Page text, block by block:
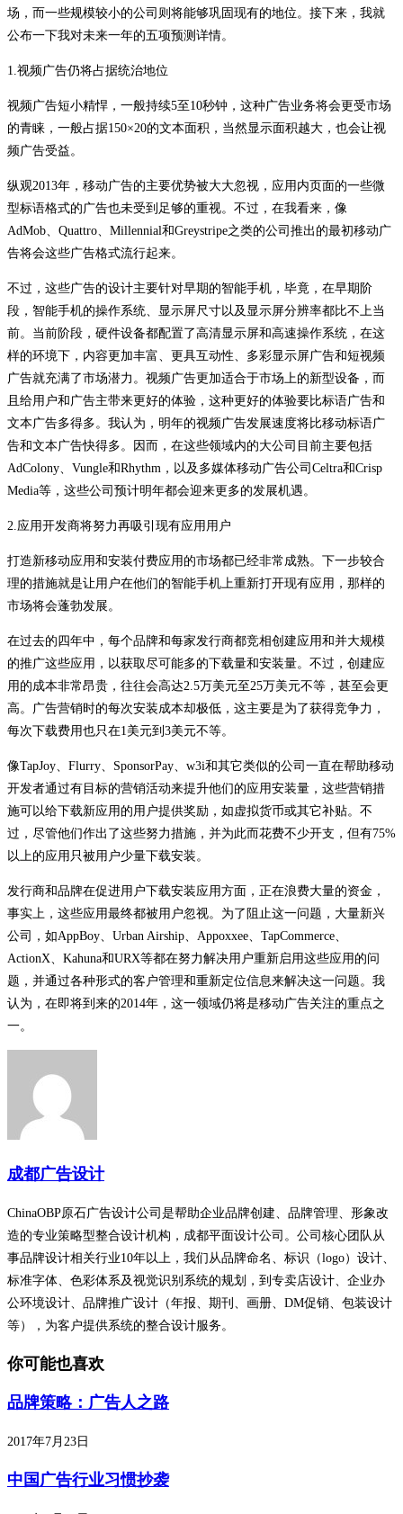
场，而一些规模较小的公司则将能够巩固现有的地位。接下来，我就
公布一下我对未来一年的五项预测详情。
1.视频广告仍将占据统治地位
视频广告短小精悍，一般持续5至10秒钟，这种广告业务将会更受市场
的青睐，一般占据150×20的文本面积，当然显示面积越大，也会让视
频广告受益。
纵观2013年，移动广告的主要优势被大大忽视，应用内页面的一些微
型标语格式的广告也未受到足够的重视。不过，在我看来，像
AdMob、Quattro、Millennial和Greystripe之类的公司推出的最初移动广
告将会这些广告格式流行起来。
不过，这些广告的设计主要针对早期的智能手机，毕竟，在早期阶
段，智能手机的操作系统、显示屏尺寸以及显示屏分辨率都比不上当
前。当前阶段，硬件设备都配置了高清显示屏和高速操作系统，在这
样的环境下，内容更加丰富、更具互动性、多彩显示屏广告和短视频
广告就充满了市场潜力。视频广告更加适合于市场上的新型设备，而
且给用户和广告主带来更好的体验，这种更好的体验要比标语广告和
文本广告多得多。我认为，明年的视频广告发展速度将比移动标语广
告和文本广告快得多。因而，在这些领域内的大公司目前主要包括
AdColony、Vungle和Rhythm，以及多媒体移动广告公司Celtra和Crisp
Media等，这些公司预计明年都会迎来更多的发展机遇。
2.应用开发商将努力再吸引现有应用用户
打造新移动应用和安装付费应用的市场都已经非常成熟。下一步较合
理的措施就是让用户在他们的智能手机上重新打开现有应用，那样的
市场将会蓬勃发展。
在过去的四年中，每个品牌和每家发行商都竞相创建应用和并大规模
的推广这些应用，以获取尽可能多的下载量和安装量。不过，创建应
用的成本非常昂贵，往往会高达2.5万美元至25万美元不等，甚至会更
高。广告营销时的每次安装成本却极低，这主要是为了获得竞争力，
每次下载费用也只在1美元到3美元不等。
像TapJoy、Flurry、SponsorPay、w3i和其它类似的公司一直在帮助移动
开发者通过有目标的营销活动来提升他们的应用安装量，这些营销措
施可以给下载新应用的用户提供奖励，如虚拟货币或其它补贴。不
过，尽管他们作出了这些努力措施，并为此而花费不少开支，但有75%
以上的应用只被用户少量下载安装。
发行商和品牌在促进用户下载安装应用方面，正在浪费大量的资金，
事实上，这些应用最终都被用户忽视。为了阻止这一问题，大量新兴
公司，如AppBoy、Urban Airship、Appoxxee、TapCommerce、
ActionX、Kahuna和URX等都在努力解决用户重新启用这些应用的问
题，并通过各种形式的客户管理和重新定位信息来解决这一问题。我
认为，在即将到来的2014年，这一领域仍将是移动广告关注的重点之
一。
成都广告设计
ChinaOBP原石广告设计公司是帮助企业品牌创建、品牌管理、形象改
造的专业策略型整合设计机构，成都平面设计公司。公司核心团队从
事品牌设计相关行业10年以上，我们从品牌命名、标识（logo）设计、
标准字体、色彩体系及视觉识别系统的规划，到专卖店设计、企业办
公环境设计、品牌推广设计（年报、期刊、画册、DM促销、包装设计
等），为客户提供系统的整合设计服务。
你可能也喜欢
品牌策略：广告人之路
2017年7月23日
中国广告行业习惯抄袭